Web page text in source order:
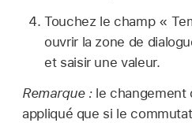
Touchez le champ «
ouvrir la zone de
et saisir une valeur.
Remarque : le changement
appliqué que si le